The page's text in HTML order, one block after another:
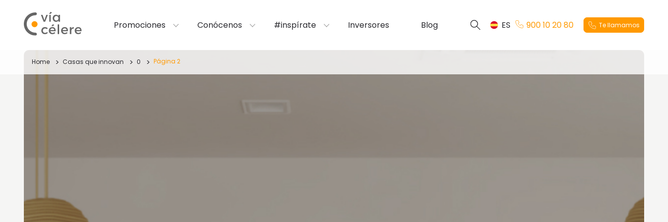
Promociones Conócenos #inspírate Inversores Blog ES 900 10 20 80 Te llamamos
Home Casas que innovan 0 Página 2